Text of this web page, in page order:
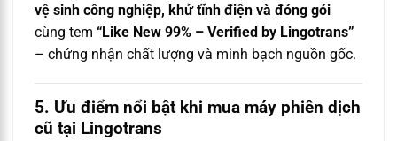
vệ sinh công nghiệp, khử tĩnh điện và đóng gói
cùng tem “Like New 99% – Verified by Lingotrans”
– chứng nhận chất lượng và minh bạch nguồn gốc.
5. Ưu điểm nổi bật khi mua máy phiên dịch
cũ tại Lingotrans